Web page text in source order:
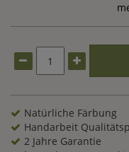
besitzt die Maße
wird ein echter
Natürliche Färbung
Handarbeit
2 Jahre Garantie